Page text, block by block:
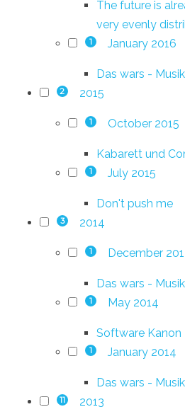
The future is
very evenly
1 January 2016
Das wars -
2 2015
1 October 2015
Kabarett und
1 July 2015
Don't push me
3 2014
1 December
Das wars -
1 May 2014
Software Kanon
1 January 2014
Das wars -
11 2013